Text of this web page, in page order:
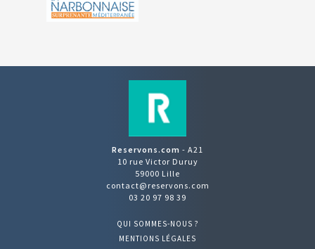
Reservons.com - A21
10 rue Victor Duruy
59000 Lille
contact@reservons.com
03 20 97 98 39
QUI SOMMES-NOUS ?
MENTIONS LÉGALES